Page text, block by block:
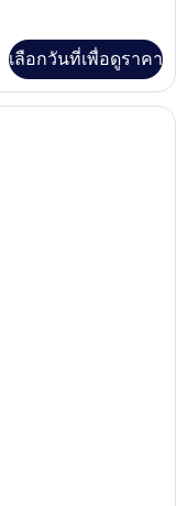
เลือกวันที่เพื่อดูราคา